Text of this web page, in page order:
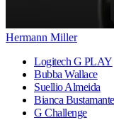
Hermann Miller
Logitech G PLAY
Bubba Wallace
Suellio Almeida
Bianca Bustamante
G Challenge